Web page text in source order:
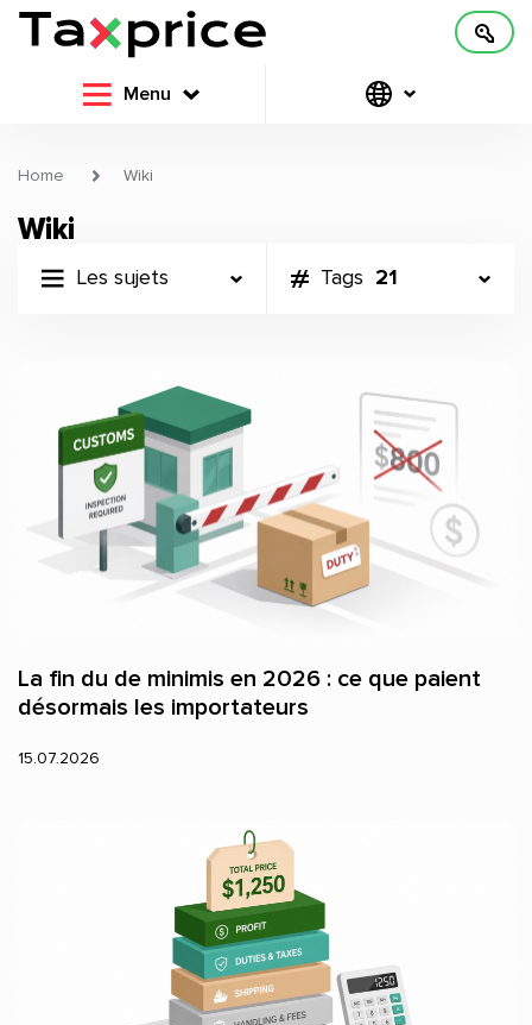
Menu
Home Wiki
Wiki
Les sujets Tags 21
La fin du de minimis en 2026 : ce que paient
désormais les importateurs
15.07.2026